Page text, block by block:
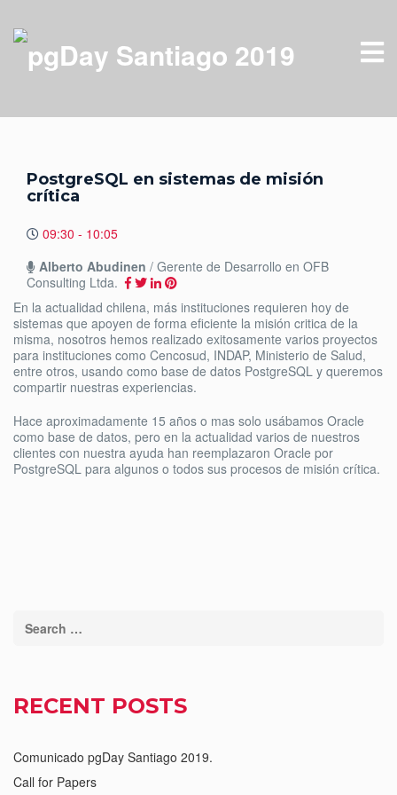
PostgreSQL en sistemas de misión
crítica
09:30 - 10:05
Alberto Abudinen / Gerente de Desarrollo en OFB
Consulting Ltda.
En la actualidad chilena, más instituciones requieren hoy de
sistemas que apoyen de forma eficiente la misión critica de la
misma, nosotros hemos realizado exitosamente varios proyectos
para instituciones como Cencosud, INDAP, Ministerio de Salud,
entre otros, usando como base de datos PostgreSQL y queremos
compartir nuestras experiencias.
Hace aproximadamente 15 años o mas solo usábamos Oracle
como base de datos, pero en la actualidad varios de nuestros
clientes con nuestra ayuda han reemplazaron Oracle por
PostgreSQL para algunos o todos sus procesos de misión crítica.
RECENT POSTS
Comunicado pgDay Santiago 2019.
Call for Papers